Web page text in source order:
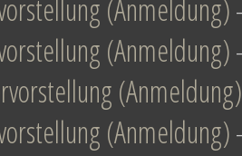
(Anmeldung)
(Anmeldung)
(Anmeldung)
(Anmeldung)